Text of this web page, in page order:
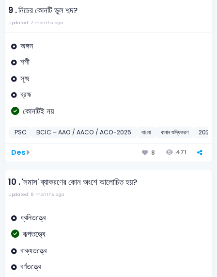
9 .নিচের কোনটি ভুল শব্দ?
Updated: 7 months ago
অঙ্গন
শশী
সূক্ষ্ম
ব্রহ্ম
কোনটিই নয়
PSC BCIC – AAO / AACO / ACO-2025 বাংলা বানান শুদ্ধিকরণ 2025
Des 8 471
10 .'সমাস' ব্যাকরণের কোন অংশে আলোচিত হয়?
Updated: 8 months ago
ধ্বনিতত্ত্বে
রূপতত্ত্বে
বাক্যতত্ত্বে
বর্ণতত্ত্বে